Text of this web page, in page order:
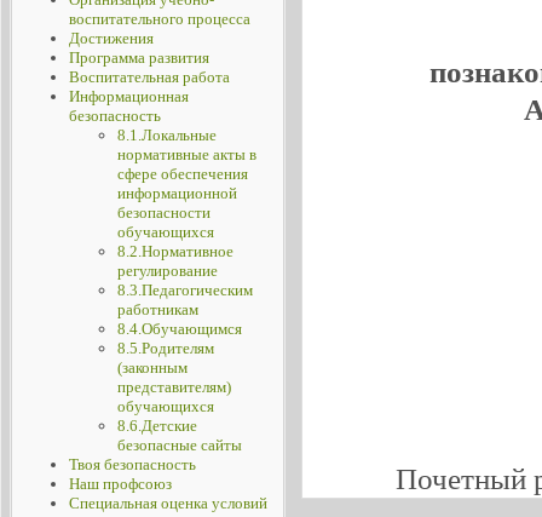
воспитательного процесса
Достижения
Программа развития
Воспитательная работа
Информационная
безопасность
8.1.Локальные
нормативные акты в
сфере обеспечения
информационной
безопасности
обучающихся
8.2.Нормативное
регулирование
8.3.Педагогическим
работникам
8.4.Обучающимся
8.5.Родителям
(законным
представителям)
обучающихся
8.6.Детские
безопасные сайты
Твоя безопасность
Наш профсоюз
Специальная оценка условий
Почетный